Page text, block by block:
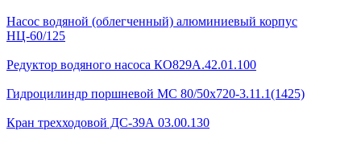
Насос водяной (облегченный) алюминиевый корпус
НЦ-60/125
Редуктор водяного насоса КО829А.42.01.100
Гидроцилиндр поршневой МС 80/50х720-3.11.1(1425)
Кран трехходовой ДС-39А 03.00.130